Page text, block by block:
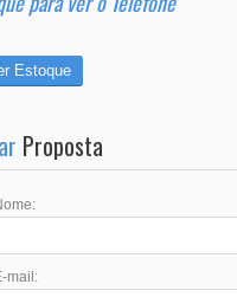
Estoque
Proposta
mail: